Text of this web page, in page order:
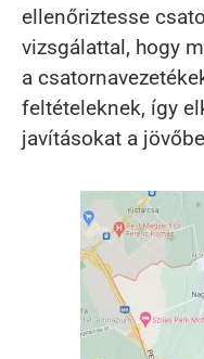
ellenőriztesse
vizsgálattal, hogy
a
feltételeknek, így
javításokat a